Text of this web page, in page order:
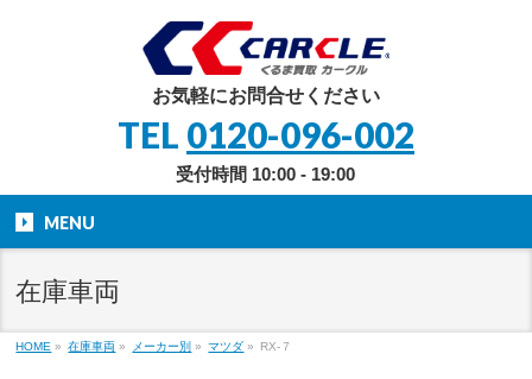
お気軽にお問合せください
TEL 0120-096-002
受付時間 10:00 - 19:00
MENU
在庫車両
HOME » 在庫車両 » メーカー別 » マツダ » RX-７